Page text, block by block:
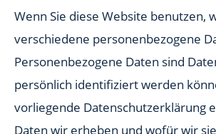
Wenn Sie diese Website benutzen,
verschiedene personenbezogene
Personenbezogene Daten sind
persönlich identifiziert werden
vorliegende Datenschutzerklärung
Daten wir erheben und wofür wir